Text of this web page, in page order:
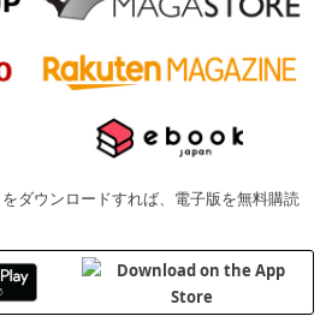
ダウンロードすれば、電子版を無料購読